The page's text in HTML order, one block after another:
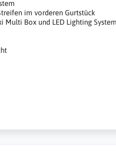
im vorderen Gurtstück
Multi Box und LED Lighting System